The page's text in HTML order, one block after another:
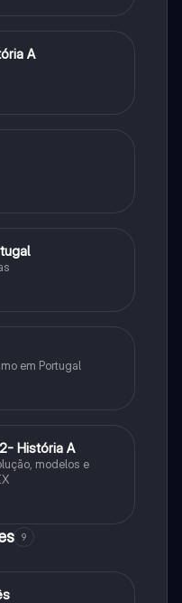
A
em Portugal
História A
modelos e
9